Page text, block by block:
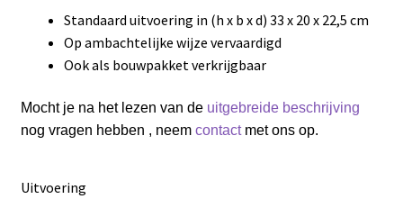
Standaard uitvoering in (h x b x d) 33 x 20 x 22,5 cm
Op ambachtelijke wijze vervaardigd
Ook als bouwpakket verkrijgbaar
Mocht je na het lezen van de uitgebreide beschrijving
nog vragen hebben , neem contactmet ons op.
Uitvoering